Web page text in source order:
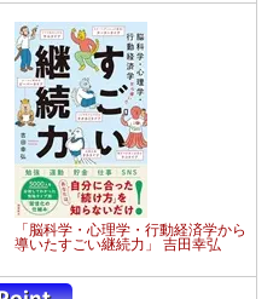
「脳科学・心理学・行動経済学から
導いたすごい継続力」 吉田幸弘